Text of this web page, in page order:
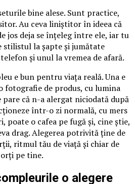
bine alese. Sunt practice,
Au ceva liniștitor în ideea că
jos deja se înțeleg între ele, iar tu
stilistul la șapte și jumătate
și unul la vremea de afară.
e bun pentru viața reală. Una e
fotografie de produs, cu lumina
că n-a alergat niciodată după
într-o zi normală, cu mers
poate o cafea pe fugă și, cine știe,
drag. Alegerea potrivită ține de
ritmul tău de viață și chiar de
pe tine.
o alegere